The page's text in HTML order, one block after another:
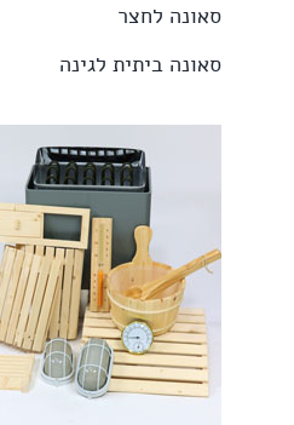
סאונה לחצר
סאונה ביתית לגינה